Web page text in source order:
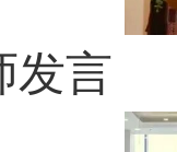
发言